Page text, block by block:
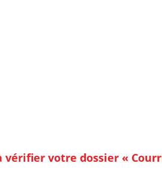
vérifier votre dossier «